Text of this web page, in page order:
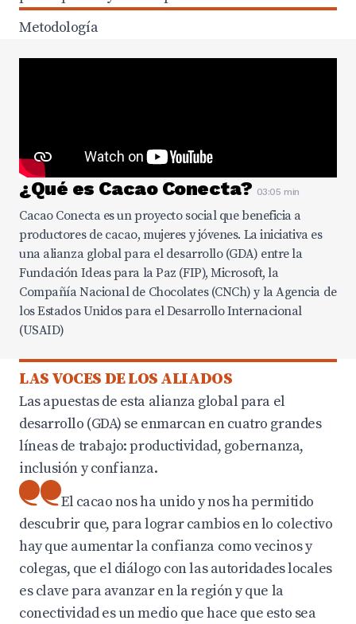
Metodología
¿Qué es Cacao Conecta? 03:05 min
Cacao Conecta es un proyecto social que beneficia a
productores de cacao, mujeres y jóvenes. La iniciativa es
una alianza global para el desarrollo (GDA) entre la
Fundación Ideas para la Paz (FIP), Microsoft, la
Compañía Nacional de Chocolates (CNCh) y la Agencia de
los Estados Unidos para el Desarrollo Internacional
(USAID)
LAS VOCES DE LOS ALIADOS
Las apuestas de esta alianza global para el
desarrollo (GDA) se enmarcan en cuatro grandes
líneas de trabajo: productividad, gobernanza,
inclusión y confianza.
El cacao nos ha unido y nos ha permitido
descubrir que, para lograr cambios en lo colectivo
hay que aumentar la confianza como vecinos y
colegas, que el diálogo con las autoridades locales
es clave para avanzar en la región y que la
conectividad es un medio que hace que esto sea